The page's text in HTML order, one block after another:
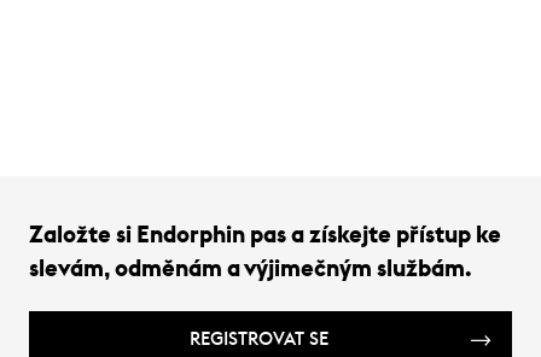
Založte si Endorphin pas a získejte přístup ke
slevám, odměnám a výjimečným službám.
REGISTROVAT SE